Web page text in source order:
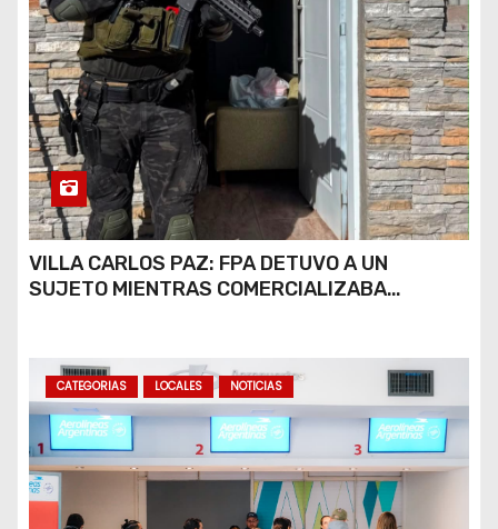
VILLA CARLOS PAZ: FPA DETUVO A UN
SUJETO MIENTRAS COMERCIALIZABA
CATEGORIAS LOCALES NOTICIAS